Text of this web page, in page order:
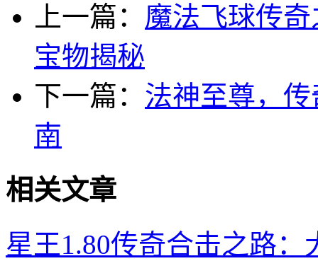
上一篇： 魔法飞球传
宝物揭秘
下一篇： 法神至尊，
南
相关文章
星王1.80传奇合击之路